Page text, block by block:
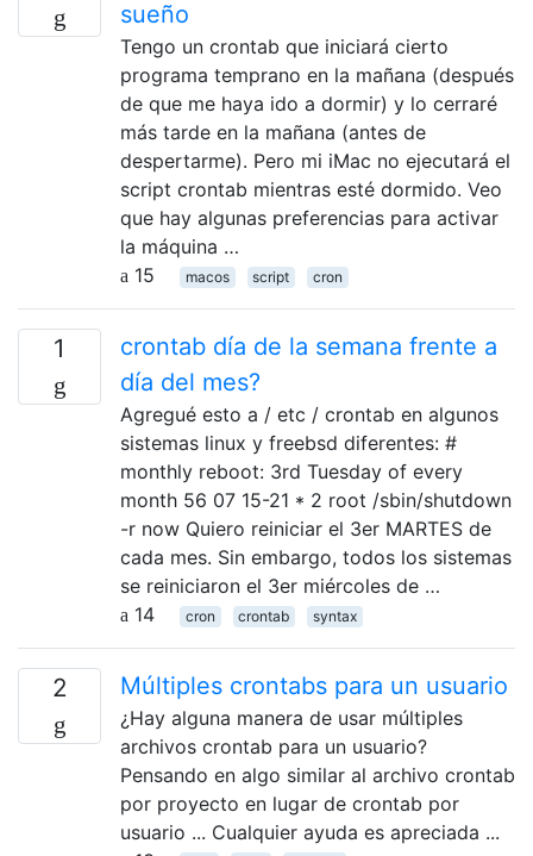
sueño
Tengo un crontab que iniciará cierto
programa temprano en la mañana (después
de que me haya ido a dormir) y lo cerraré
más tarde en la mañana (antes de
despertarme). Pero mi iMac no ejecutará el
script crontab mientras esté dormido. Veo
que hay algunas preferencias para activar
la máquina …
15
macos script cron
1
crontab día de la semana frente a
día del mes?
Agregué esto a / etc / crontab en algunos
sistemas linux y freebsd diferentes: #
monthly reboot: 3rd Tuesday of every
month 56 07 15-21 * 2 root /sbin/shutdown
-r now Quiero reiniciar el 3er MARTES de
cada mes. Sin embargo, todos los sistemas
se reiniciaron el 3er miércoles de …
14
cron crontab syntax
2 Múltiples crontabs para un usuario
¿Hay alguna manera de usar múltiples
archivos crontab para un usuario?
Pensando en algo similar al archivo crontab
por proyecto en lugar de crontab por
usuario ... Cualquier ayuda es apreciada ...